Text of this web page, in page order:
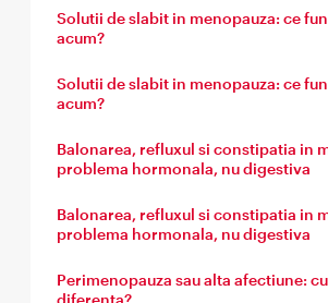
Solutii de slabit in menopauza: ce
acum?
Solutii de slabit in menopauza: ce
acum?
Balonarea, refluxul si constipatia in
problema hormonala, nu digestiva
Balonarea, refluxul si constipatia in
problema hormonala, nu digestiva
Perimenopauza sau alta afectiune:
diferenta?